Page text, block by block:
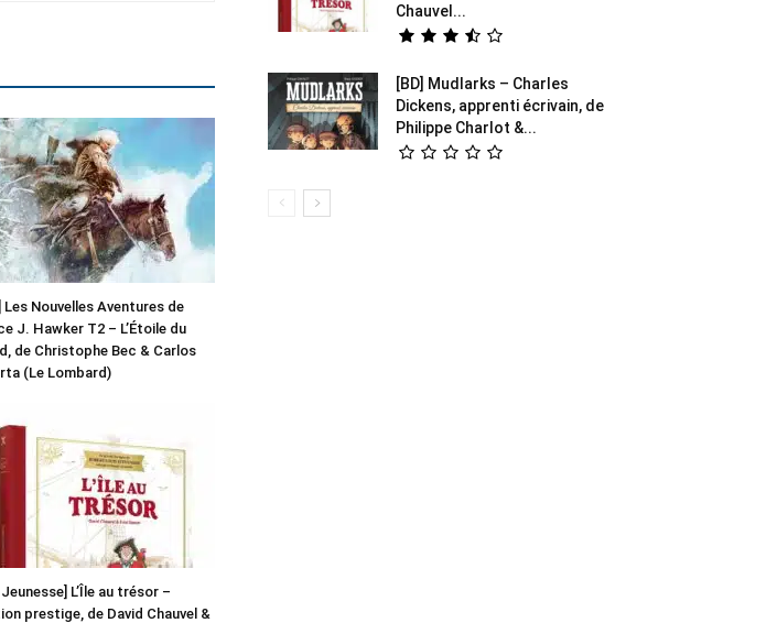
Les Nouvelles Aventures de
J. Hawker T2 – L’Étoile du
de Christophe Bec & Carlos
(Le Lombard)
Jeunesse] L’Île au trésor –
prestige, de David Chauvel &
Chauvel...
[BD] Mudlarks – Charles
Dickens, apprenti écrivain, de
Philippe Charlot &...